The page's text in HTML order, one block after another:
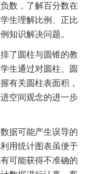
数，了解百分数在
生理解比例、正比
知识解决问题。
了圆柱与圆锥的教
生通过对圆柱、圆
有关圆柱表面积，
空间观念的进一步
据可能产生误导的
用统计图表虽便于
可能获得不准确的